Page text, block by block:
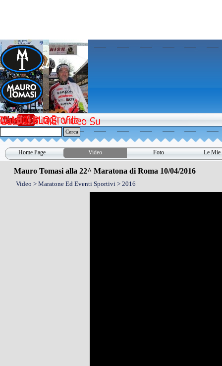
www.maurotomasi.it
www.maurotomasi.it
Cerca
Home Page Video ▼
Foto Le Mie
Mauro Tomasi alla 22^ Maratona di Roma 10/04/2016
Video > Maratone Ed Eventi Sportivi > 2016